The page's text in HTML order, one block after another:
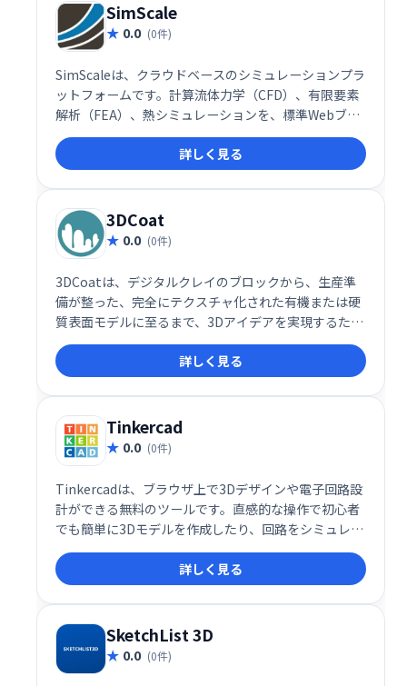
SimScale
0.0 (0件)
SimScaleは、クラウドベースのシミュレーションプラ
ットフォームです。計算流体力学（CFD）、有限要素
解析（FEA）、熱シミュレーションを、標準Webブラ
ウザ上で実行できます。CADアップロードからメッシ
ュ作成、シミュレーション設定、後処理まで、すべて
オンラインで完結。インストール不要で、設計の仮想
テストを効率的に行えます。複雑な設計検証も手軽
に、迅速に実行可能です。
詳しく見る
3DCoat
0.0 (0件)
3DCoatは、デジタルクレイのブロックから、生産準
備が整った、完全にテクスチャ化された有機または硬
質表面モデルに至るまで、3Dアイデアを実現するため
に必要なすべてのツールを備えた1つのアプリケーシ
ョンです。
詳しく見る
Tinkercad
0.0 (0件)
Tinkercadは、ブラウザ上で3Dデザインや電子回路設
計ができる無料のツールです。直感的な操作で初心者
でも簡単に3Dモデルを作成したり、回路をシミュレー
トしたりできます。教育機関や個人でも利用でき、創
造性を育み、デジタルファブリケーションを学ぶのに
最適です。 複雑なソフトウェアを必要とせず、手軽に
3Dデザインの世界を体験できます。
詳しく見る
SketchList 3D
0.0 (0件)